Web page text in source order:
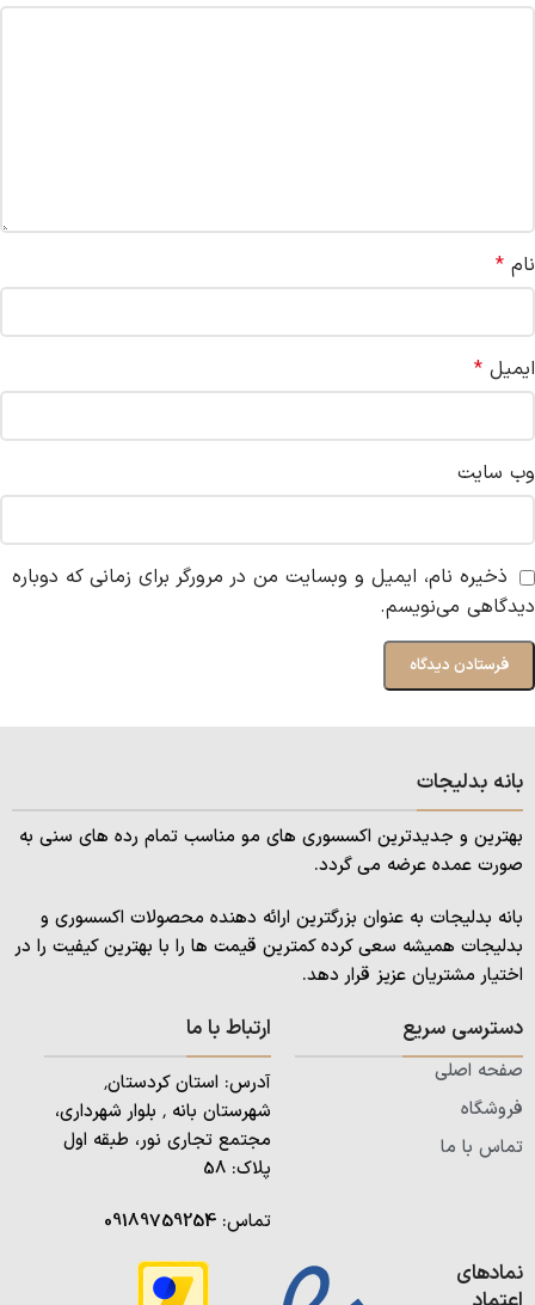
نام *
ایمیل *
وب‌ سایت
ذخیره نام، ایمیل و وبسایت من در مرورگر برای زمانی که دوباره
دیدگاهی می‌نویسم.
بانه بدلیجات
بهترین و جدیدترین اکسسوری های مو مناسب تمام رده های سنی به
صورت عمده عرضه می گردد.
بانه بدلیجات به عنوان بزرگترین ارائه دهنده محصولات اکسسوری و
بدلیجات همیشه سعی کرده کمترین قیمت ها را با بهترین کیفیت را در
اختیار مشتریان عزیز قرار دهد.
دسترسی سریع
صفحه اصلی
فروشگاه
تماس با ما
ارتباط با ما
آدرس: استان کردستان٬
شهرستان بانه ٬ بلوار شهرداری،
مجتمع تجاری نور، طبقه اول
پلاک: 58
تماس: 09189759254
نمادهای